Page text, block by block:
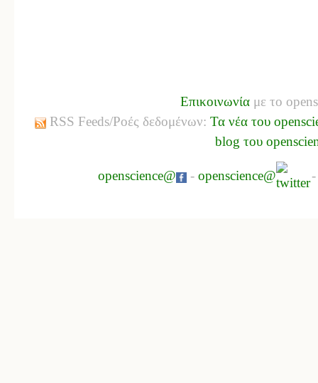
Επικοινωνία με το
RSS Feeds/Ροές δεδομένων: Τα νέα του
blog του
openscience@ - openscience@